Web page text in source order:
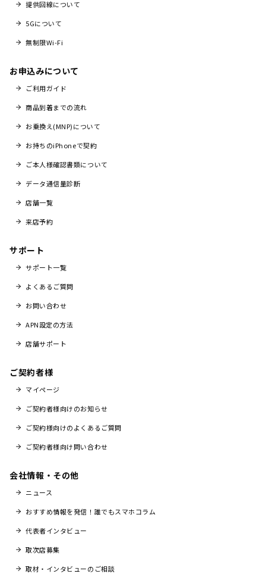
提供回線について
5Gについて
無制限Wi-Fi
お申込みについて
ご利用ガイド
商品到着までの流れ
お乗換え(MNP)について
お持ちのiPhoneで契約
ご本人様確認書類について
データ通信量診断
店舗一覧
来店予約
サポート
サポート一覧
よくあるご質問
お問い合わせ
APN設定の方法
店舗サポート
ご契約者様
マイページ
ご契約者様向けのお知らせ
ご契約様向けのよくあるご質問
ご契約者様向け問い合わせ
会社情報・その他
ニュース
おすすめ情報を発信！誰でもスマホコラム
代表者インタビュー
取次店募集
取材・インタビューのご相談